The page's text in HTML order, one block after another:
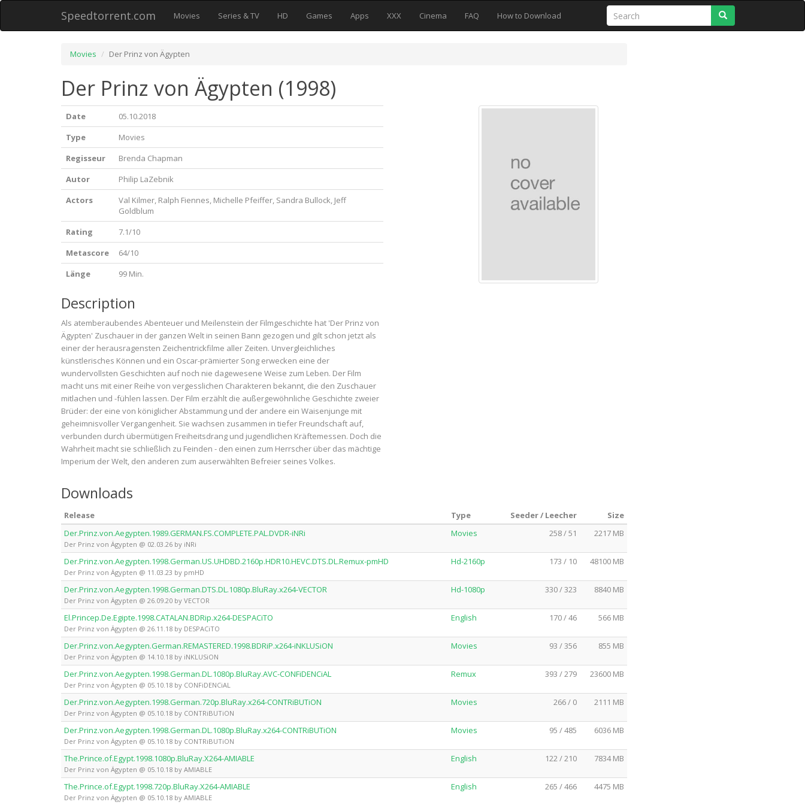
Speedtorrent.com Movies Series & TV HD Games Apps XXX Cinema FAQ How to Download
Movies Der Prinz von Ägypten
Der Prinz von Ägypten (1998)
Date
05.10.2018
Type
Movies
Regisseur
Brenda Chapman
Autor
Philip LaZebnik
Actors
Val Kilmer, Ralph Fiennes, Michelle Pfeiffer, Sandra Bullock, Jeff
Goldblum
Rating
7.1/10
Metascore
64/10
Länge
99 Min.
Description
Als atemberaubendes Abenteuer und Meilenstein der Filmgeschichte hat 'Der Prinz von
Ägypten' Zuschauer in der ganzen Welt in seinen Bann gezogen und gilt schon jetzt als
einer der herausragensten Zeichentrickfilme aller Zeiten. Unvergleichliches
künstlerisches Können und ein Oscar-prämierter Song erwecken eine der
wundervollsten Geschichten auf noch nie dagewesene Weise zum Leben. Der Film
macht uns mit einer Reihe von vergesslichen Charakteren bekannt, die den Zuschauer
mitlachen und -fühlen lassen. Der Film erzählt die außergewöhnliche Geschichte zweier
Brüder: der eine von königlicher Abstammung und der andere ein Waisenjunge mit
geheimnisvoller Vergangenheit. Sie wachsen zusammen in tiefer Freundschaft auf,
verbunden durch übermütigen Freiheitsdrang und jugendlichen Kräftemessen. Doch die
Wahrheit macht sie schließlich zu Feinden - den einen zum Herrscher über das mächtige
Imperium der Welt, den anderen zum auserwählten Befreier seines Volkes.
Downloads
Release Type Seeder / Leecher
Size
Der.Prinz.von.Aegypten.1989.GERMAN.FS.COMPLETE.PAL.DVDR-iNRi
Der Prinz von Ägypten @ 02.03.26 by iNRi
Movies 258 / 51 2217 MB
Der.Prinz.von.Aegypten.1998.German.US.UHDBD.2160p.HDR10.HEVC.DTS.DL.Remux-pmHD
Der Prinz von Ägypten @ 11.03.23 by pmHD
Hd-2160p 173 / 10 48100 MB
Der.Prinz.von.Aegypten.1998.German.DTS.DL.1080p.BluRay.x264-VECTOR
Der Prinz von Ägypten @ 26.09.20 by VECTOR
Hd-1080p 330 / 323 8840 MB
El.Princep.De.Egipte.1998.CATALAN.BDRip.x264-DESPACiTO
Der Prinz von Ägypten @ 26.11.18 by DESPACiTO
English 170 / 46 566 MB
Der.Prinz.von.Aegypten.German.REMASTERED.1998.BDRiP.x264-iNKLUSiON
Der Prinz von Ägypten @ 14.10.18 by iNKLUSiON
Movies 93 / 356 855 MB
Der.Prinz.von.Aegypten.1998.German.DL.1080p.BluRay.AVC-CONFiDENCiAL
Der Prinz von Ägypten @ 05.10.18 by CONFiDENCiAL
Remux 393 / 279 23600 MB
Der.Prinz.von.Aegypten.1998.German.720p.BluRay.x264-CONTRiBUTiON
Der Prinz von Ägypten @ 05.10.18 by CONTRiBUTiON
Movies 266 / 0 2111 MB
Der.Prinz.von.Aegypten.1998.German.DL.1080p.BluRay.x264-CONTRiBUTiON
Der Prinz von Ägypten @ 05.10.18 by CONTRiBUTiON
Movies 95 / 485 6036 MB
The.Prince.of.Egypt.1998.1080p.BluRay.X264-AMIABLE
Der Prinz von Ägypten @ 05.10.18 by AMIABLE
English 122 / 210 7834 MB
The.Prince.of.Egypt.1998.720p.BluRay.X264-AMIABLE
Der Prinz von Ägypten @ 05.10.18 by AMIABLE
English 265 / 466 4475 MB